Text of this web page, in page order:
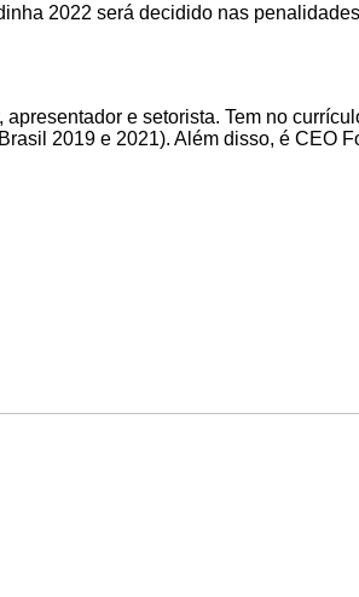
2022 será decidido nas
e setorista. Tem no
2019 e 2021). Além disso, é CEO